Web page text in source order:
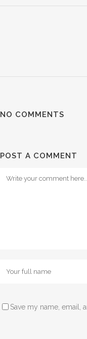
NO COMMENTS
POST A COMMENT
Save my name, email,